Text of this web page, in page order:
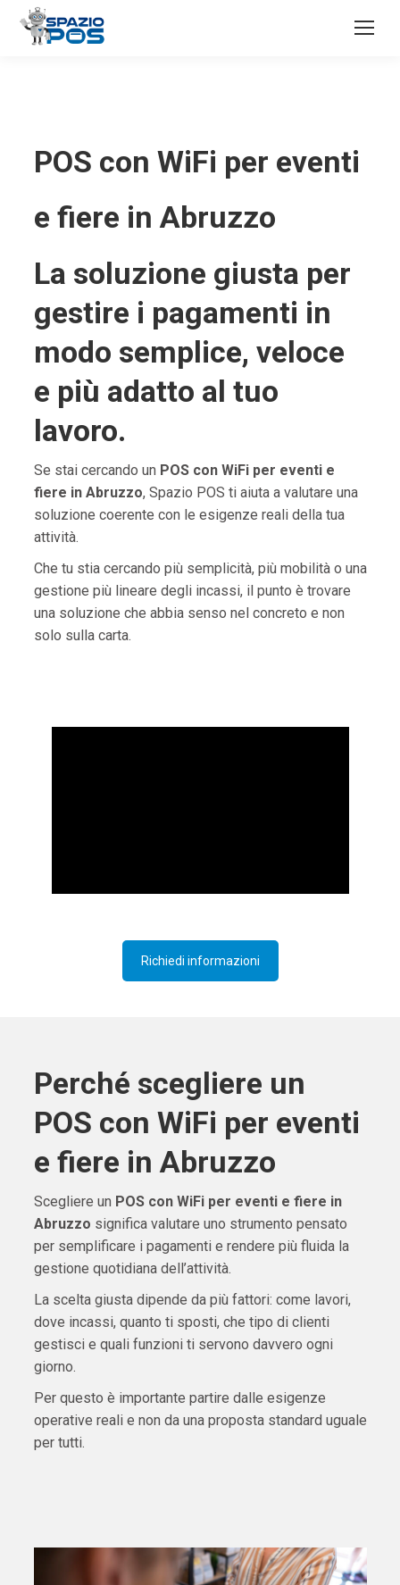
POS con WiFi per eventi
e fiere in Abruzzo
La soluzione giusta per
gestire i pagamenti in
modo semplice, veloce
e più adatto al tuo
lavoro.
Se stai cercando un POS con WiFi per eventi e
fiere in Abruzzo, Spazio POS ti aiuta a valutare una
soluzione coerente con le esigenze reali della tua
attività.
Che tu stia cercando più semplicità, più mobilità o una
gestione più lineare degli incassi, il punto è trovare
una soluzione che abbia senso nel concreto e non
solo sulla carta.
Richiedi informazioni
Perché scegliere un
POS con WiFi per eventi
e fiere in Abruzzo
Scegliere un POS con WiFi per eventi e fiere in
Abruzzo significa valutare uno strumento pensato
per semplificare i pagamenti e rendere più fluida la
gestione quotidiana dell’attività.
La scelta giusta dipende da più fattori: come lavori,
dove incassi, quanto ti sposti, che tipo di clienti
gestisci e quali funzioni ti servono davvero ogni
giorno.
Per questo è importante partire dalle esigenze
operative reali e non da una proposta standard uguale
per tutti.